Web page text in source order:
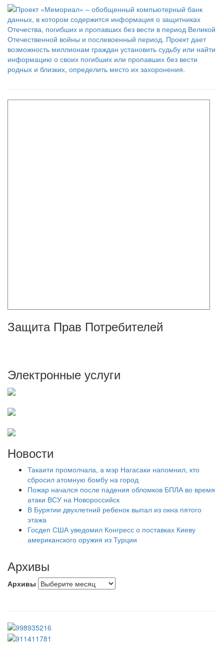
Защита Прав Потребителей
Электронные услуги
Новости
Такаити промолчала, а мэр Нагасаки напомнил, кто
сбросил атомную бомбу на город
Пожар начался после падения обломков БПЛА во время
атаки ВСУ на Новороссийск
В Бурятии двухлетний ребенок выпал из окна пятого
этажа
Госдеп США уведомил Конгресс о поставках Киеву
американского оружия из Турции
Архивы
Архивы